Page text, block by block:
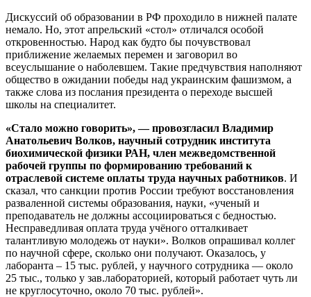
Дискуссий об образовании в РФ проходило в нижней палате
немало. Но, этот апрельский «стол» отличался особой
откровенностью. Народ как будто бы почувствовал
приближение желаемых перемен и заговорил во
всеуслышание о наболевшем. Такие предчувствия наполняют
общество в ожидании победы над украинским фашизмом, а
также слова из послания президента о переходе высшей
школы на специалитет.
«Стало можно говорить», — провозгласил Владимир
Анатольевич Волков, научный сотрудник института
биохимической физики РАН, член межведомственной
рабочей группы по формированию требований к
отраслевой системе оплаты труда научных работников. И
сказал, что санкции против России требуют восстановления
разваленной системы образования, науки, «ученый и
преподаватель не должны ассоциироваться с бедностью.
Несправедливая оплата труда учёного отталкивает
талантливую молодежь от науки». Волков опрашивал коллег
по научной сфере, сколько они получают. Оказалось, у
лаборанта – 15 тыс. рублей, у научного сотрудника — около
25 тыс., только у зав.лабораторией, который работает чуть ли
не круглосуточно, около 70 тыс. рублей».